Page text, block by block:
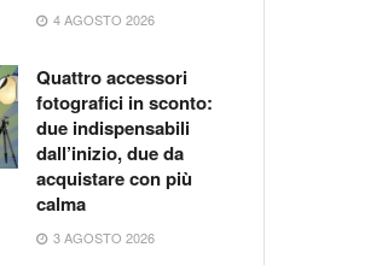
4 AGOSTO 2026
Quattro accessori
fotografici in sconto:
due indispensabili
dall’inizio, due da
acquistare con più
calma
3 AGOSTO 2026